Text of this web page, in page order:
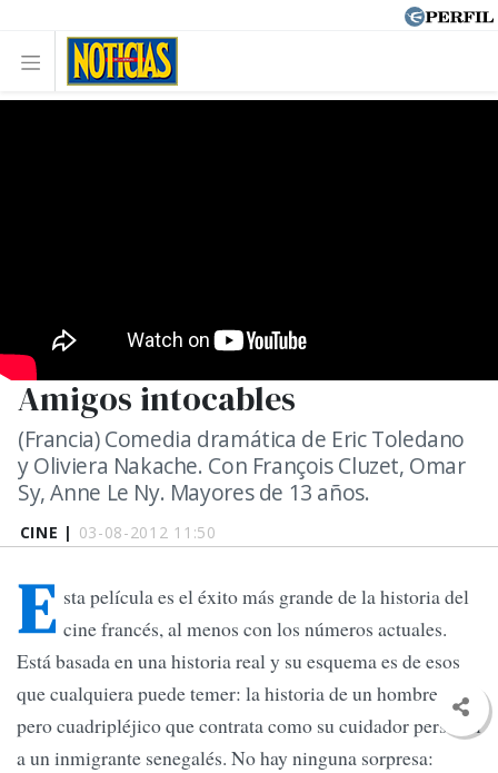
CINE | 03-08-2012 11:50
Amigos intocables
(Francia) Comedia dramática de Eric Toledano
y Oliviera Nakache. Con François Cluzet, Omar
Sy, Anne Le Ny. Mayores de 13 años.
E sta película es el éxito más grande de la historia del
cine francés, al menos con los números actuales.
Está basada en una historia real y su esquema es de esos
que cualquiera puede temer: la historia de un hombre rico
pero cuadripléjico que contrata como su cuidador personal
a un inmigrante senegalés. No hay ninguna sorpresa: